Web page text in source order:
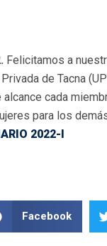
Felicitamos a
de Tacna
alcance cada
para los
2022-I
Facebook